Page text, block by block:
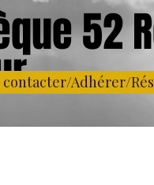
52
contacter/Adhérer/